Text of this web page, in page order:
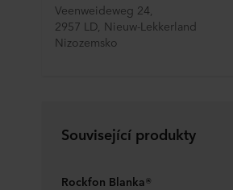
Veenweideweg 24,
2957 LD, Nieuw-Lekkerland
Nizozemsko
Související produkty
Rockfon Blanka®